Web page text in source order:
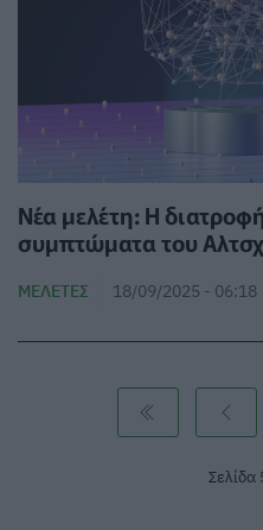
Νέα μελέτη: Η
συμπτώματα του
ΜΕΛΈΤΕΣ 18/09/2025 - 06:18
Σελίδα